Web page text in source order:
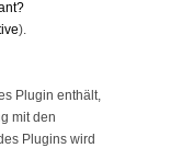
).
Plugin enthält,
mit den
Plugins wird